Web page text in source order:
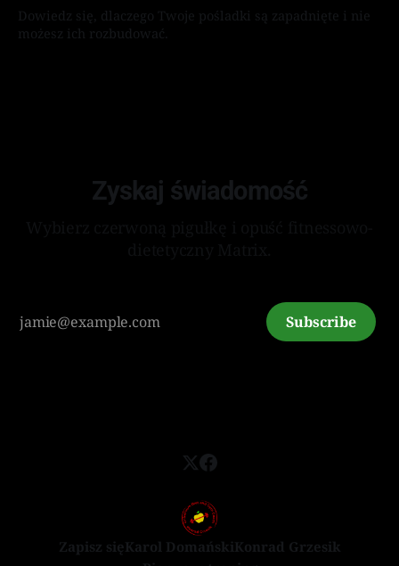
Dowiedz się, dlaczego Twoje pośladki są zapadnięte i nie
możesz ich rozbudować.
Zyskaj świadomość
Subscribe
Zapisz sięKarol DomańskiKonrad Grzesik